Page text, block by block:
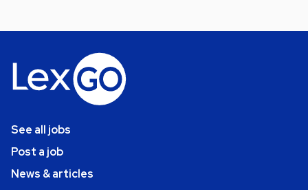
See all jobs
Post a job
News & articles